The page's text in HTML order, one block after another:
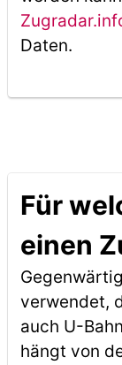
Daten.
Für
einen
verwendet,
auch U-
hängt von